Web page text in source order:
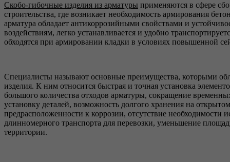
Скобо-гибочные изделия из арматуры применяются в сфере
строительства, где возникает необходимость армирования
арматура обладает антикоррозийными свойствами и
воздействиям, легко устанавливается и удобно
обходятся при армировании кладки в условиях повышенной
Специалисты называют основные преимущества, которыми
изделия. К ним относится быстрая и точная установка
большого количества отходов арматуры, сокращение
установку деталей, возможность долгого хранения на
предрасположенности к коррозии, отсутствие необходимости
длинномерного транспорта для перевозки, уменьшение
территории.